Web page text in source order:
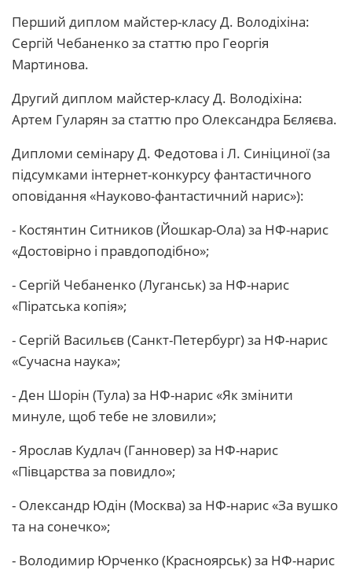
Перший диплом майстер-класу Д. Володіхіна:
Сергій Чебаненко за статтю про Георгія
Мартинова.
Другий диплом майстер-класу Д. Володіхіна:
Артем Гуларян за статтю про Олександра Бєляєва.
Дипломи семінару Д. Федотова і Л. Синіциної (за
підсумками інтернет-конкурсу фантастичного
оповідання «Науково-фантастичний нарис»):
- Костянтин Ситников (Йошкар-Ола) за НФ-нарис
«Достовірно і правдоподібно»;
- Сергій Чебаненко (Луганськ) за НФ-нарис
«Піратська копія»;
- Сергій Васильєв (Санкт-Петербург) за НФ-нарис
«Сучасна наука»;
- Ден Шорін (Тула) за НФ-нарис «Як змінити
минуле, щоб тебе не зловили»;
- Ярослав Кудлач (Ганновер) за НФ-нарис
«Півцарства за повидло»;
- Олександр Юдін (Москва) за НФ-нарис «За вушко
та на сонечко»;
- Володимир Юрченко (Красноярськ) за НФ-нарис